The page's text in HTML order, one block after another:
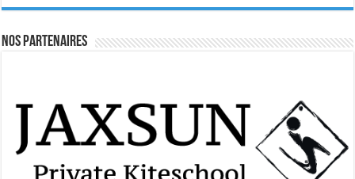
Nos Partenaires